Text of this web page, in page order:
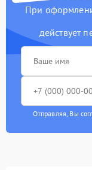
При
действует
Отправляя, Вы